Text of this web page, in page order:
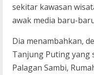
sekitar kawasan
awak media baru-
Dia menambahkan,
Tanjung Puting yang
Palagan Sambi,